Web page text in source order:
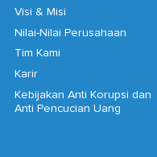
Visi & Misi
Nilai-Nilai Perusahaan
Tim Kami
Karir
Kebijakan Anti Korupsi dan
Anti Pencucian Uang